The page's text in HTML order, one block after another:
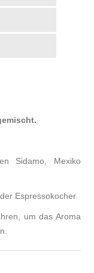
Sidamo, Mexiko
Espressokocher
um das Aroma